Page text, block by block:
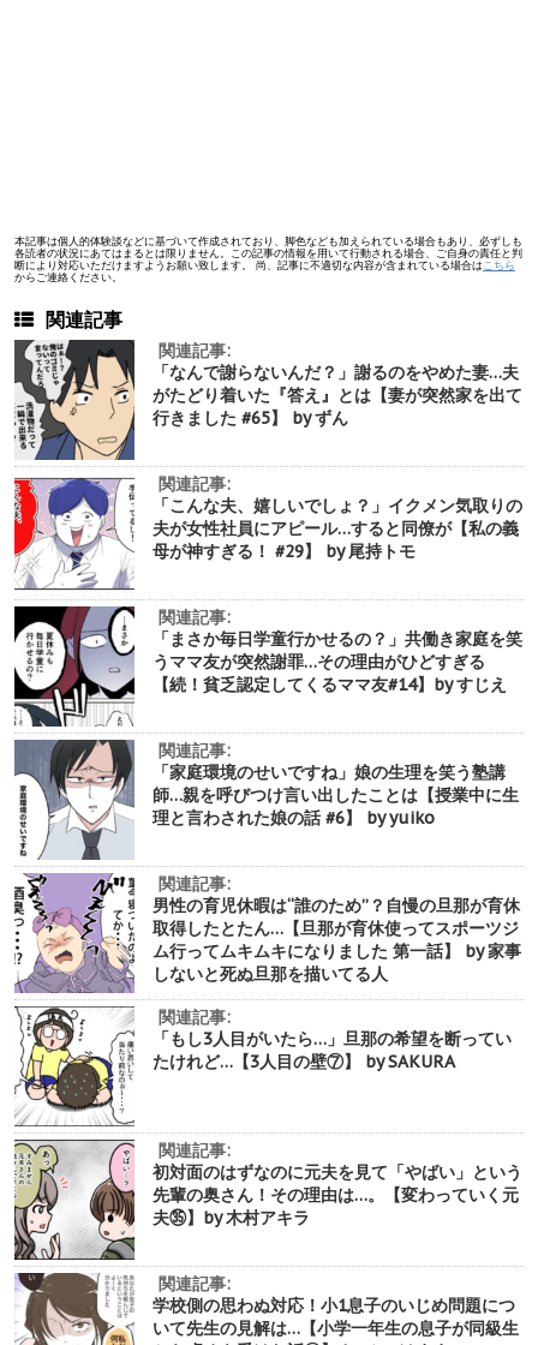
本記事は個人的体験談などに基づいて作成されており、脚色なども加えられている場合もあり、必ずしも
各読者の状況にあてはまるとは限りません。この記事の情報を用いて行動される場合、ご自身の責任と判
断により対応いただけますようお願い致します。 尚、記事に不適切な内容が含まれている場合は こちら
からご連絡ください。
関連記事
関連記事:
「なんで謝らないんだ？」謝るのをやめた妻…夫
がたどり着いた『答え』とは【妻が突然家を出て
行きました #65】 by ずん
関連記事:
「こんな夫、嬉しいでしょ？」イクメン気取りの
夫が女性社員にアピール…すると同僚が【私の義
母が神すぎる！ #29】 by 尾持トモ
関連記事:
「まさか毎日学童行かせるの？」共働き家庭を笑
うママ友が突然謝罪…その理由がひどすぎる
【続！貧乏認定してくるママ友#14】by すじえ
関連記事:
「家庭環境のせいですね」娘の生理を笑う塾講
師…親を呼びつけ言い出したことは【授業中に生
理と言わされた娘の話 #6】 by yuiko
関連記事:
男性の育児休暇は“誰のため”？自慢の旦那が育休
取得したとたん…【旦那が育休使ってスポーツジ
ム行ってムキムキになりました 第一話】 by 家事
しないと死ぬ旦那を描いてる人
関連記事:
「もし3人目がいたら…」旦那の希望を断ってい
たけれど…【3人目の壁⑦】 by SAKURA
関連記事:
初対面のはずなのに元夫を見て「やばい」という
先輩の奥さん！その理由は…。【変わっていく元
夫㉟】by 木村アキラ
関連記事:
学校側の思わぬ対応！小1息子のいじめ問題につ
いて先生の見解は…【小学一年生の息子が同級生